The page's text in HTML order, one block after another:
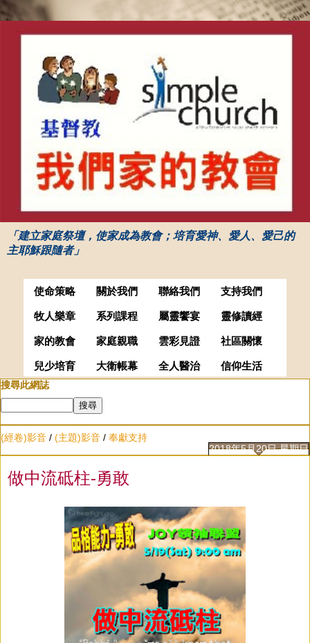
「建立家庭祭壇，使家成為教會；培育愛神、愛人、愛己的
主耶穌跟隨者」
使命策略 關於我們 聯絡我們 支持我們
牧人樂章 系列課程 屬靈饗宴 靈修讀經
家的教會 家庭親職 雲彩見證 社區關懷
兒少培育 大衛帳幕 全人醫治
信仰生活
搜尋此網誌
(經卷)影音 / (主題)影音 / 奉獻支持
2018年5月20日 星期日
做中流砥柱-勇敢